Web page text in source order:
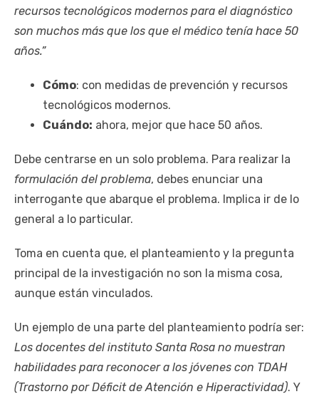
recursos tecnológicos modernos para el diagnóstico
son muchos más que los que el médico tenía hace 50
años.”
Cómo: con medidas de prevención y recursos
tecnológicos modernos.
Cuándo: ahora, mejor que hace 50 años.
Debe centrarse en un solo problema. Para realizar la
formulación del problema, debes enunciar una
interrogante que abarque el problema. Implica ir de lo
general a lo particular.
Toma en cuenta que, el planteamiento y la pregunta
principal de la investigación no son la misma cosa,
aunque están vinculados.
Un ejemplo de una parte del planteamiento podría ser:
Los docentes del instituto Santa Rosa no muestran
habilidades para reconocer a los jóvenes con TDAH
(Trastorno por Déficit de Atención e Hiperactividad). Y